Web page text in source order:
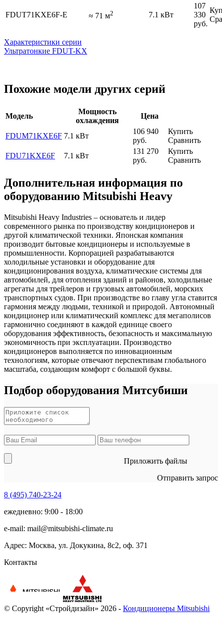
FDUT71KXE6F-E ≈ 71 м2 7.1 кВт
107
330
руб.
Характеристики серии
Ультратонкие FDUT-KX
Похожие модели других серий
Модель
Мощность
охлаждения
Цена
FDUM71KXE6F 7.1 кВт
106 940
руб.
Купить
Сравнить
FDU71KXE6F
7.1 кВт
131 270
руб.
Купить
Сравнить
Дополнительная информация по
оборудованию Mitsubishi Heavy
Mitsubishi Heavy Industries – основатель и лидер
современного рынка по производству кондиционеров и
другой климатической техники. Японская компания
производит бытовые кондиционеры и используемые в
промышленности. Корпорацией разрабатываются
холодильные установки и оборудование для
кондиционирования воздуха, климатические системы для
автомобилей, для отопления зданий и районов, холодильные
агрегаты для трейлеров и грузовых автомобилей, морских
транспортных судов. При производстве во главу угла ставится
гармония между людьми, техникой и природой. Автономный
кондиционер или климатический комплекс для мегаполисов
гармонично соединяют в каждой единице своего
оборудования эффективность, безопасность и максимальную
экономичность при эксплуатации. Производство
кондиционеров выполняется по инновационным
технологиям, которые отвечают перспективам глобального
масштаба, создающим комфорт с большой буквы.
Подбор оборудования Митсубиши
Приложить файлы
Отправить запрос
8 (495) 740-23-24
ежедневно: 9:00 - 18:00
e-mail: mail@mitsubishi-climate.ru
Адрес: Москва, ул. Докукина, 8с2, оф. 371
Контакты
© Copyright «Стройдизайн» 2026 - Кондиционеры Mitsubishi